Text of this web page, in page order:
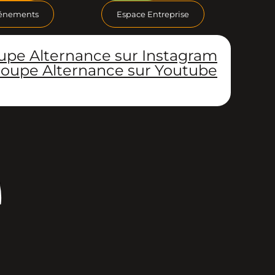
Espace Entreprise
Alternance sur Instagram
Alternance sur Youtube